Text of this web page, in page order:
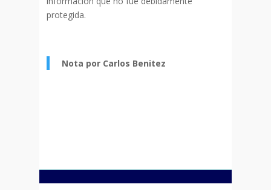
protegida.
Nota por Carlos Benitez